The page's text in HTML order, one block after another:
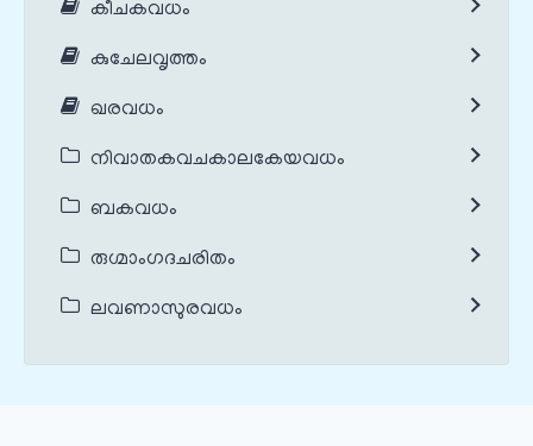
കീചകവധം
കുചേലവൃത്തം
ഖരവധം
നിവാതകവചകാലകേയവധം
ബകവധം
രുഗ്മാംഗദചരിതം
ലവണാസുരവധം